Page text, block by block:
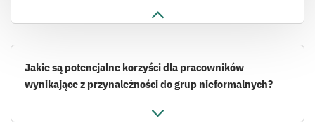
Jakie są potencjalne korzyści dla pracowników
wynikające z przynależności do grup nieformalnych?